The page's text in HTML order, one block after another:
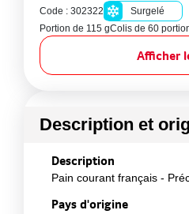
Code : 302322
Surgelé
Portion de 115 gColis de 60
Afficher
Description et
Description
Pain courant français -
Pays d'origine